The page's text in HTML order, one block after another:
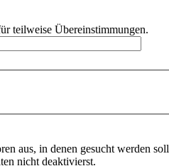
teilweise Übereinstimmungen.
aus, in denen gesucht werden
nicht deaktivierst.